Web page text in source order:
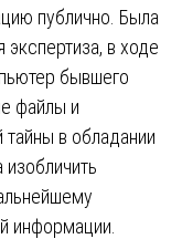
публично. Была
экспертиза, в ходе
бывшего
файлы и
в обладании
информации.